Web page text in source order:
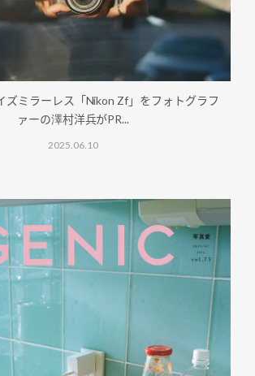
ズミラーレス「Nikon Zf」をフォトグラフ
ァーの澤村洋兵がPR...
2025.06.10